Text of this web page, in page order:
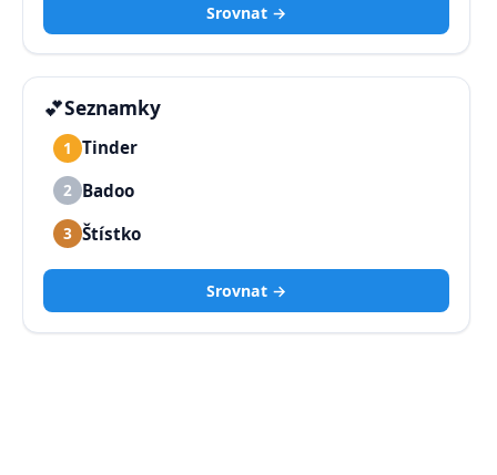
Srovnat →
💕Seznamky
1 Tinder
2 Badoo
3 Štístko
Srovnat →